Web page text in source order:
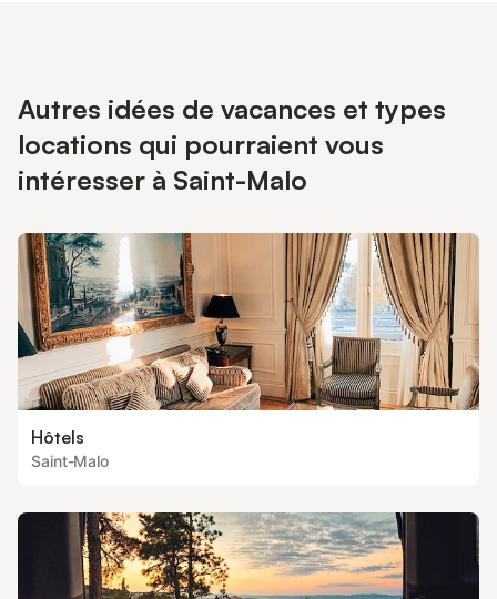
Autres idées de vacances et types
locations qui pourraient vous
intéresser à Saint-Malo
Hôtels
Saint-Malo